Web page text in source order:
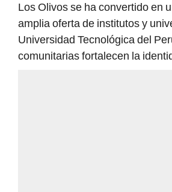
Los Olivos se ha convertido en
amplia oferta de institutos y
Universidad Tecnológica del
comunitarias fortalecen la